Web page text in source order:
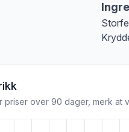
priser over 90 dager, merk at